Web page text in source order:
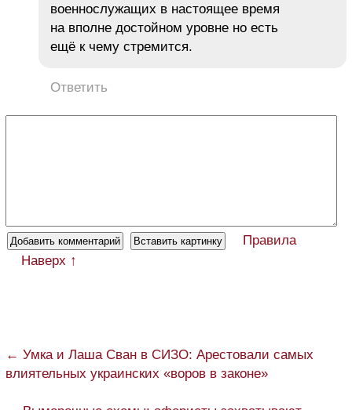
военнослужащих в настоящее время
на вполне достойном уровне но есть
ещё к чему стремится.
Ответить
Правила
Наверх ↑
← Умка и Лаша Сван в СИЗО: Арестовали самых
влиятельных украинских «воров в законе»